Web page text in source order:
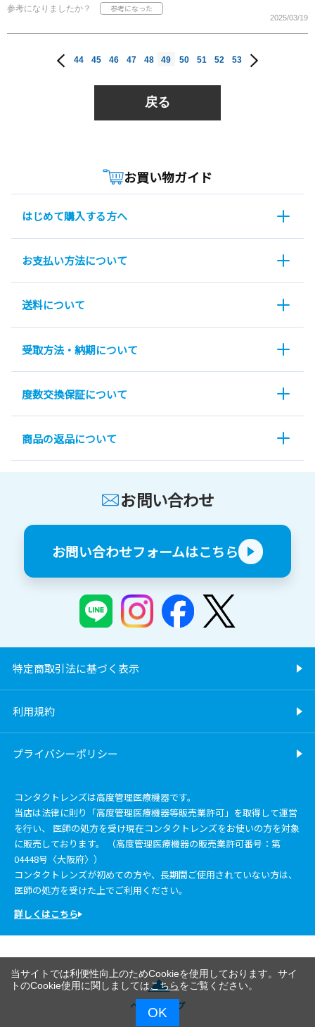
参考になりましたか？
2025/03/19
44 45 46 47 48 49 50 51 52 53
戻る
お買い物ガイド
はじめて購入する方へ
お支払い方法について
送料について
受取方法・納期について
度数交換保証について
商品の返品について
お問い合わせ
お問い合わせフォームはこちら
特定商取引法に基づく表示
利用規約
プライバシーポリシー
コンタクトレンズは高度管理医療機器です。
当店は法律に則り「高度管理医療機器等販売業許可」を取得して運営
を行い、 医師の処方を受け現在コンタクトレンズをお使いの方を対象
に販売しております。 （高度管理医療機器の販売業許可番号：第
04448号〈大阪府〉）
コンタクトレンズが初めての方や、長期間ご使用されていない方は、
医師の処方を受けた上でご利用ください。
詳しくはこちら
ページトップ
当サイトでは利便性向上のためCookieを使用しております。サイ
トのCookie使用に関しましてはこちらをご覧ください。
OK